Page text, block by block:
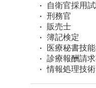
自衛官採用
刑務官
販売士
簿記検定
医療秘書技
診療報酬請
情報処理技